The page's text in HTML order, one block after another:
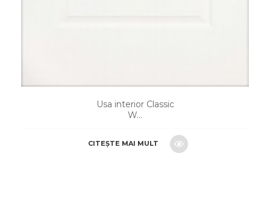
Usa interior Classic
W...
CITEȘTE MAI MULT